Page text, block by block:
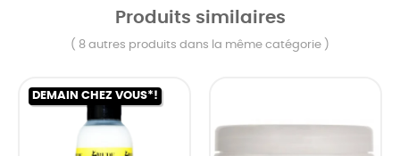
Produits similaires
( 8 autres produits dans la même catégorie )
DEMAIN CHEZ VOUS*!